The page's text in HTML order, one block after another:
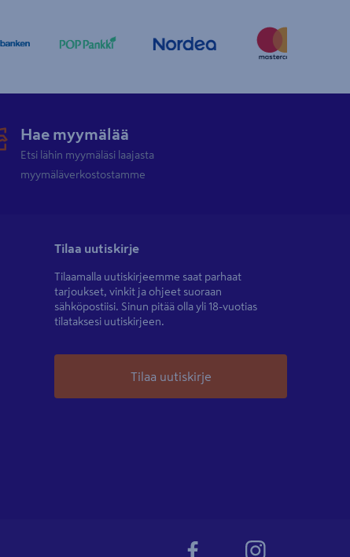
Hae myymälää
Etsi lähin myymäläsi laajasta
myymäläverkostostamme
Tilaa uutiskirje
Tilaamalla uutiskirjeemme saat parhaat
tarjoukset, vinkit ja ohjeet suoraan
sähköpostiisi. Sinun pitää olla yli 18-vuotias
tilataksesi uutiskirjeen.
Tilaa uutiskirje